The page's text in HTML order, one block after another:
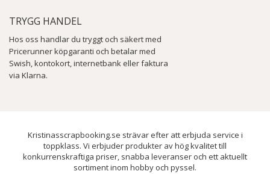
TRYGG HANDEL
Hos oss handlar du tryggt och säkert med
Pricerunner köpgaranti och betalar med
Swish, kontokort, internetbank eller faktura
via Klarna.
Kristinasscrapbooking.se strävar efter att erbjuda service i
toppklass. Vi erbjuder produkter av hög kvalitet till
konkurrenskraftiga priser, snabba leveranser och ett aktuellt
sortiment inom hobby och pyssel.